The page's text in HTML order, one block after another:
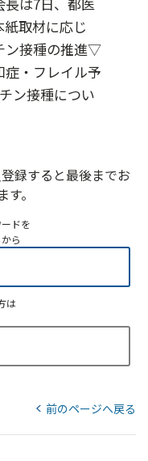
取材に応じ
ン接種の推進▽
・フレイル予
ン接種につい
録すると最後までお
。
ドを
ら
は
前のページへ戻る